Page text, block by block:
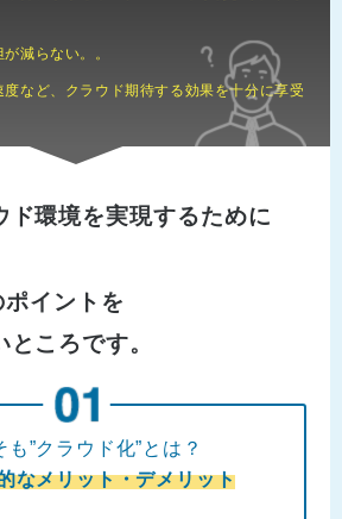
減らない。。
度など、クラウド期待する効果を十分に享受
ド環境を実現するために
ポイントを
ころです。
も”クラウド化”とは？
なメリット・デメリット